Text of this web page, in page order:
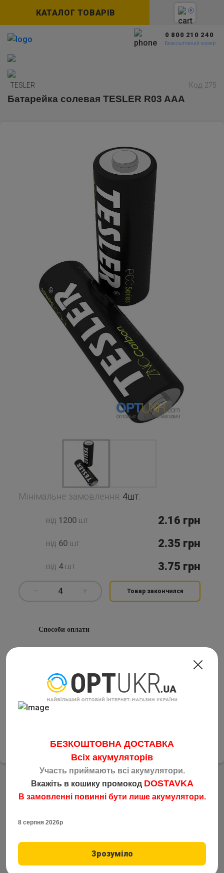
КАТАЛОГ ТОВАРІВ 0
0 800 210 240
Безкоштовний номер
TESLER Код: 275
Батарейка солевая TESLER R03 AAA
Мінімальне замовлення: 4шт.
від 1200шт. 2.16 грн
від 60шт. 2.35 грн
від 4шт. 3.75 грн
4 Товар закончился
Способи оплати
На розрахунковий рахунок з
4
Накладений платіж
перевізником у день замовлення
TESLER R03 AAA
R03/AAA
Напряжение : 1.5V
БЕЗКОШТОВНА ДОСТАВКА
Всіх акумуляторів
Участь приймають всі акумулятори.
Вкажіть в кошику промокод DOSTAVKA
В замовленні повинні бути лише акумулятори.
8 серпня 2026р
Зрозуміло